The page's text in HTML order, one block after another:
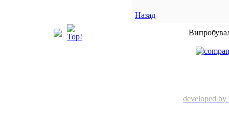
Назад
developed